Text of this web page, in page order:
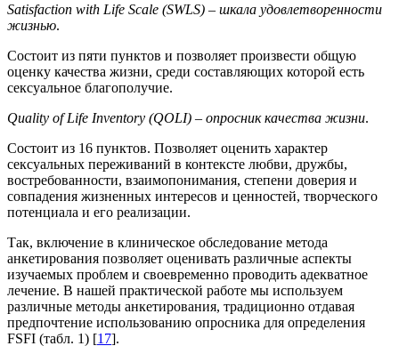
Satisfaction with Life Scale (SWLS) – шкала удовлетворенности
жизнью.
Состоит из пяти пунктов и позволяет произвести общую
оценку качества жизни, среди составляющих которой есть
сексуальное благополучие.
Quality of Life Inventory (QOLI) – опросник качества жизни.
Состоит из 16 пунктов. Позволяет оценить характер
сексуальных переживаний в контексте любви, дружбы,
востребованности, взаимопонимания, степени доверия и
совпадения жизненных интересов и ценностей, творческого
потенциала и его реализации.
Так, включение в клиническое обследование метода
анкетирования позволяет оценивать различные аспекты
изучаемых проблем и своевременно проводить адекватное
лечение. В нашей практической работе мы используем
различные методы анкетирования, традиционно отдавая
предпочтение использованию опросника для определения
FSFI (табл. 1) [17].